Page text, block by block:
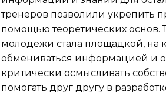
тренеров позволили укрепить
помощью теоретических основ.
молодёжи стала площадкой, на
обмениваться информацией и
критически осмысливать
помогать друг другу в